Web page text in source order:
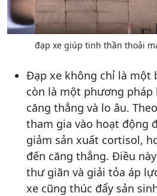
đạp xe giúp tinh thần thoải
Đạp xe không chỉ là một
còn là một phương
căng thẳng và lo âu.
tham gia vào hoạt động
giảm sản xuất cortisol,
đến căng thẳng. Điều
thư giãn và giải tỏa áp
xe cũng thúc đẩy sản